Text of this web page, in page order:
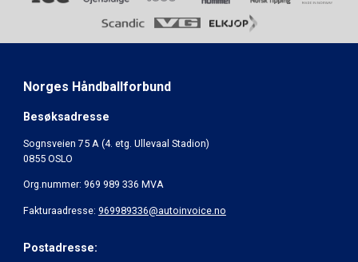
Norges Håndballforbund
Besøksadresse
Sognsveien 75 A (4. etg. Ullevaal Stadion)
0855 OSLO
Org.nummer: 969 989 336 MVA
Fakturaadresse: 969989336@autoinvoice.no
Postadresse: